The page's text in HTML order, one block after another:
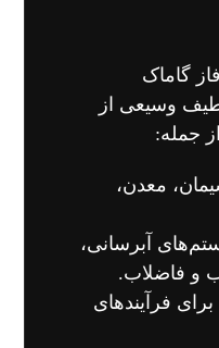
گاماک
وسیعی از
جمله:
معدن،
آبرسانی،
و فاضلاب.
برای فرآیندهای